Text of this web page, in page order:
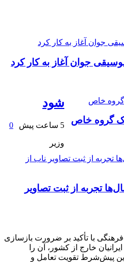
جوان آغاز به کار کرد
گروه خاص
تجربه از ثبت تصاویر
شود
5 ساعت پیش 0
وزیر
با تأکید بر ضرورت بازسازی
ایرانیان خارج از کشور، آن را
پیش‌شرط تقویت تعامل و